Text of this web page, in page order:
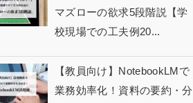
マズローの欲求5段階説【学
校現場での工夫例20...
【教員向け】NotebookLMで
業務効率化！資料の要約・分